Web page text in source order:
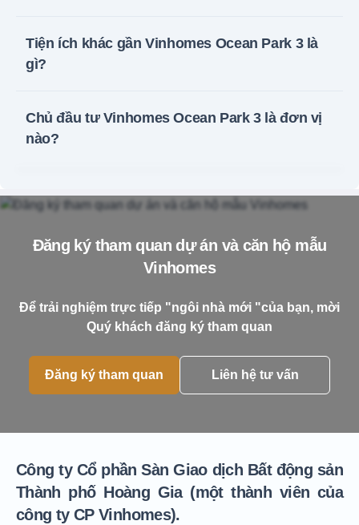
Tiện ích khác gần Vinhomes Ocean Park 3 là
gì?
Chủ đầu tư Vinhomes Ocean Park 3 là đơn vị
nào?
Đăng ký tham quan dự án và căn hộ mẫu
Vinhomes
Để trải nghiệm trực tiếp "ngôi nhà mới "của bạn, mời
Quý khách đăng ký tham quan
Đăng ký tham quan Liên hệ tư vấn
Công ty Cổ phần Sàn Giao dịch Bất động sản
Thành phố Hoàng Gia (một thành viên của
công ty CP Vinhomes).